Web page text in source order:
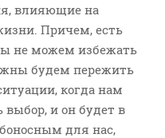
влияющие на
Причем, есть
не можем избежать
будем пережить
когда нам
выбор, и он будет в
для нас,